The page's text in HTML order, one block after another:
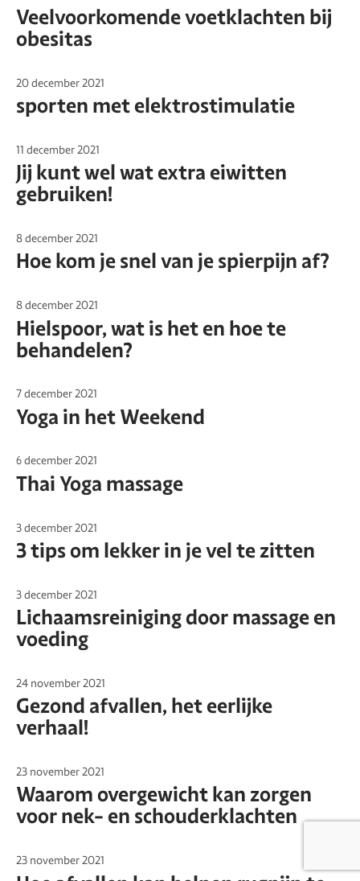
Veelvoorkomende voetklachten bij
obesitas
20 december 2021
sporten met elektrostimulatie
11 december 2021
Jij kunt wel wat extra eiwitten
gebruiken!
8 december 2021
Hoe kom je snel van je spierpijn af?
8 december 2021
Hielspoor, wat is het en hoe te
behandelen?
7 december 2021
Yoga in het Weekend
6 december 2021
Thai Yoga massage
3 december 2021
3 tips om lekker in je vel te zitten
3 december 2021
Lichaamsreiniging door massage en
voeding
24 november 2021
Gezond afvallen, het eerlijke
verhaal!
23 november 2021
Waarom overgewicht kan zorgen
voor nek- en schouderklachten
23 november 2021